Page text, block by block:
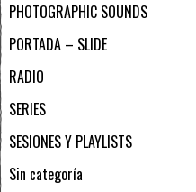
PHOTOGRAPHIC SOUNDS
PORTADA – SLIDE
RADIO
SERIES
SESIONES Y PLAYLISTS
Sin categoría